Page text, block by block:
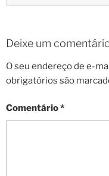
Deixe um
O seu endereço de e-
obrigatórios são
Comentário*